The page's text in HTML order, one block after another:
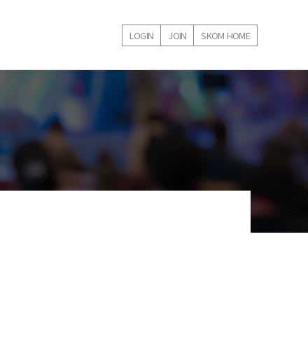
LOGIN JOIN SKOM HOME
내강좌
학술대회 등록내역
온라인강의 신청내역
1:1 문의게시판